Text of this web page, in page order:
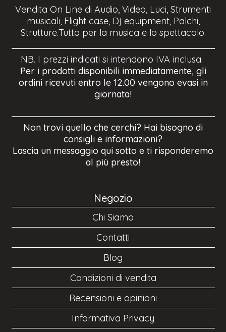
Vendita On Line di Audio, Video, Luci, Strumenti
musicali, Flight case, Dj equipment, Palchi,
Strutture.Tutto per la musica e lo spettacolo.
NB. I prezzi indicati si intendono IVA inclusa.
Per i prodotti disponibili immediatamente, gli
ordini ricevuti entro le 12.00 vengono evasi in
giornata!
Non trovi quello che cerchi? Hai bisogno di
consigli e informazioni?
Lascia un messaggio qui sotto e ti risponderemo
al più presto!
Negozio
Chi Siamo
Contatti
Blog
Condizioni di vendita
Recensioni e opinioni
Informativa Privacy